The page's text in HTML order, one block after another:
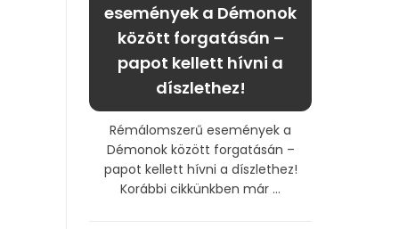
események a Démonok
között forgatásán –
papot kellett hívni a
díszlethez!
Rémálomszerű események a
Démonok között forgatásán –
papot kellett hívni a díszlethez!
Korábbi cikkünkben már ...